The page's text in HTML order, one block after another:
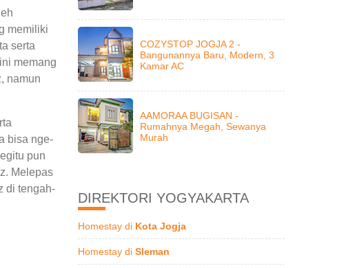
memiliki
serta
memang
namun
bisa nge-
pun
Melepas
di tengah-
COZYSTOP JOGJA 2 -
Bangunannya Baru, Modern, 3
Kamar AC
AAMORAA BUGISAN -
Rumahnya Megah, Sewanya
Murah
DIREKTORI YOGYAKARTA
Homestay di Kota Jogja
Homestay di Sleman